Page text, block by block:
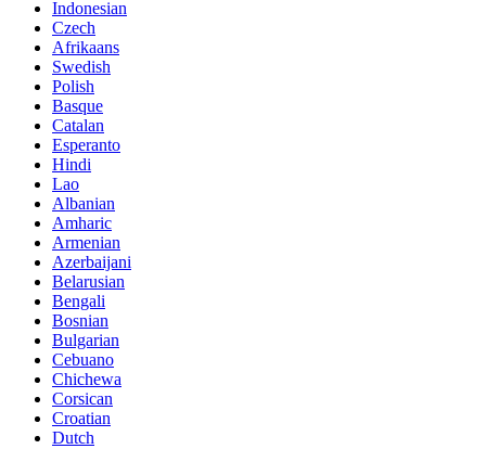
Indonesian
Czech
Afrikaans
Swedish
Polish
Basque
Catalan
Esperanto
Hindi
Lao
Albanian
Amharic
Armenian
Azerbaijani
Belarusian
Bengali
Bosnian
Bulgarian
Cebuano
Chichewa
Corsican
Croatian
Dutch